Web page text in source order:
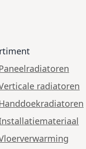
radiatoren